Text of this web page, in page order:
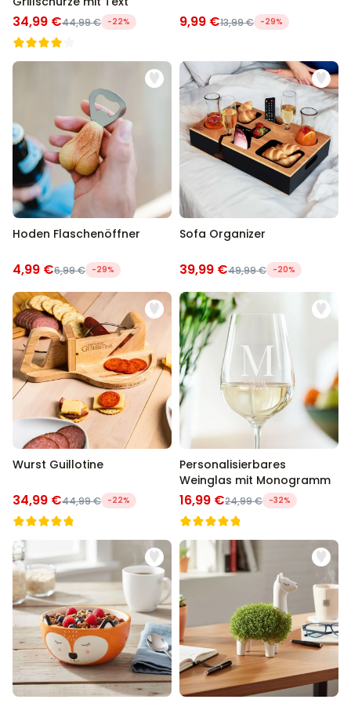
34,99 €44,99 € -22% 9,99 €13,99 € -29%
Hoden Flaschenöffner
4,99 €6,99 € -29%
Sofa Organizer
39,99 €49,99 € -20%
Wurst Guillotine
34,99 €44,99 € -22%
Personalisierbares
Weinglas mit Monogramm
16,99 €24,99 € -32%